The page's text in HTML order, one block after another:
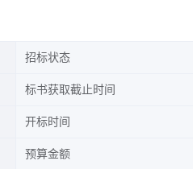
招标状态
标书获取截止时间
开标时间
预算金额